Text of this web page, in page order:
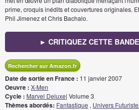
prime, croquis inédits et couvertures originales.
Phil Jimenez et Chris Bachalo.
► CRITIQUEZ CETTE
Rechercher sur Amazon.fr
Date de sortie en France : 11 janvier 2007
Oeuvre : X-Men
Cycle : Marvel Deluxe| Volume 3
Thèmes abordés: Fantastique , Univers